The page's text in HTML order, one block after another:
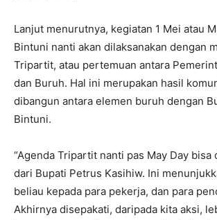
Lanjut menurutnya, kegiatan 1 Mei atau
Bintuni nanti akan dilaksanakan dengan
Tripartit, atau pertemuan antara
dan Buruh. Hal ini merupakan hasil
dibangun antara elemen buruh dengan
Bintuni.
“Agenda Tripartit nanti pas May Day bisa
dari Bupati Petrus Kasihiw. Ini
beliau kepada para pekerja, dan para
Akhirnya disepakati, daripada kita aksi,